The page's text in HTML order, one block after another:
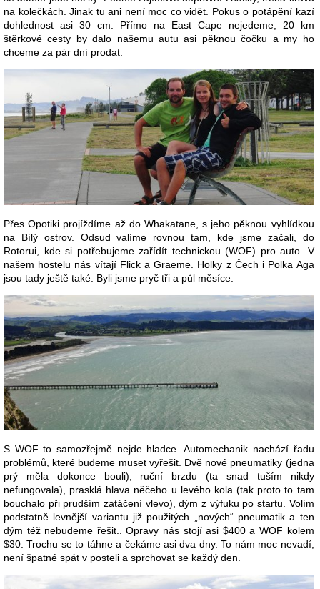
na kolečkách. Jinak tu ani není moc co vidět. Pokus o potápění kazí
dohlednost asi 30 cm. Přímo na East Cape nejedeme, 20 km
štěrkové cesty by dalo našemu autu asi pěknou čočku a my ho
chceme za pár dní prodat.
Přes Opotiki projíždíme až do Whakatane, s jeho pěknou vyhlídkou
na Bílý ostrov. Odsud valíme rovnou tam, kde jsme začali, do
Rotorui, kde si potřebujeme zařídít technickou (WOF) pro auto. V
našem hostelu nás vítají Flick a Graeme. Holky z Čech i Polka Aga
jsou tady ještě také. Byli jsme pryč tři a půl měsíce.
S WOF to samozřejmě nejde hladce. Automechanik nachází řadu
problémů, které budeme muset vyřešit. Dvě nové pneumatiky (jedna
prý měla dokonce bouli), ruční brzdu (ta snad tuším nikdy
nefungovala), prasklá hlava něčeho u levého kola (tak proto to tam
bouchalo při prudším zatáčení vlevo), dým z výfuku po startu. Volím
podstatně levnější variantu již použitých „nových“ pneumatik a ten
dým též nebudeme řešit.. Opravy nás stojí asi $400 a WOF kolem
$30. Trochu se to táhne a čekáme asi dva dny. To nám moc nevadí,
není špatné spát v posteli a sprchovat se každý den.